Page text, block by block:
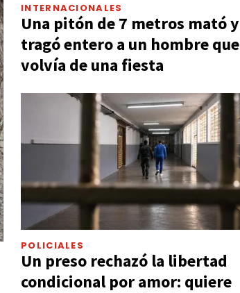
INTERNACIONALES
Una pitón de 7 metros mató y
tragó entero a un hombre que
volvía de una fiesta
POLICIALES
Un preso rechazó la libertad
condicional por amor: quiere